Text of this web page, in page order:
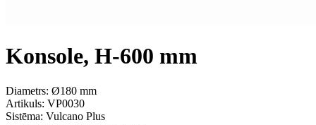
Konsole, H-600 mm
Diametrs: Ø180 mm
Artikuls: VP0030
Sistēma: Vulcano Plus